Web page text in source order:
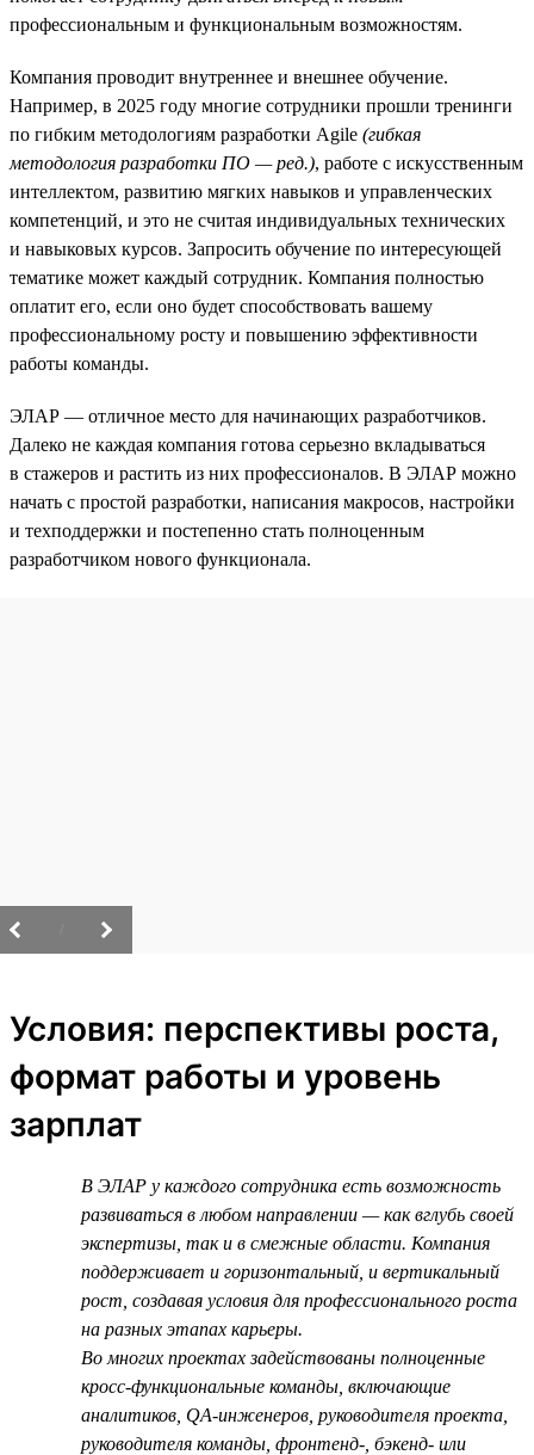
профессиональным и функциональным возможностям.
Компания проводит внутреннее и внешнее обучение.
Например, в 2025 году многие сотрудники прошли тренинги
по гибким методологиям разработки Agile (гибкая
методология разработки ПО — ред.), работе с искусственным
интеллектом, развитию мягких навыков и управленческих
компетенций, и это не считая индивидуальных технических
и навыковых курсов. Запросить обучение по интересующей
тематике может каждый сотрудник. Компания полностью
оплатит его, если оно будет способствовать вашему
профессиональному росту и повышению эффективности
работы команды.
ЭЛАР — отличное место для начинающих разработчиков.
Далеко не каждая компания готова серьезно вкладываться
в стажеров и растить из них профессионалов. В ЭЛАР можно
начать с простой разработки, написания макросов, настройки
и техподдержки и постепенно стать полноценным
разработчиком нового функционала.
Условия: перспективы роста,
формат работы и уровень
зарплат
В ЭЛАР у каждого сотрудника есть возможность
развиваться в любом направлении — как вглубь своей
экспертизы, так и в смежные области. Компания
поддерживает и горизонтальный, и вертикальный
рост, создавая условия для профессионального роста
на разных этапах карьеры.
Во многих проектах задействованы полноценные
кросс-функциональные команды, включающие
аналитиков, QA-инженеров, руководителя проекта,
руководителя команды, фронтенд-, бэкенд- или